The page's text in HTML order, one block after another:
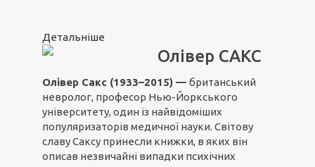
Детальніше
Олівер САКС
Олівер Сакс (1933–2015) — британський
невролог, професор Нью-Йоркського
університету, один із найвідоміших
популяризаторів медичної науки. Світову
славу Саксу принесли книжки, в яких він
описав незвичайні випадки психічних